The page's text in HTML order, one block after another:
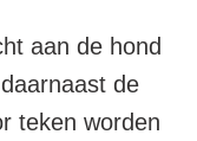
aan de hond
de
teken worden